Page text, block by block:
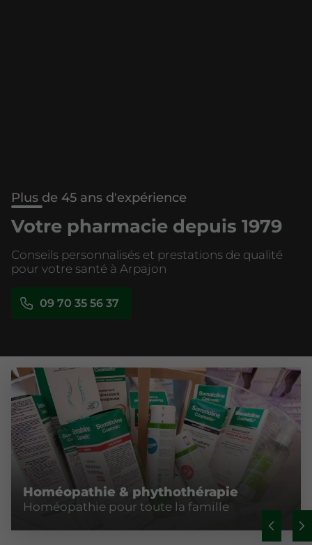
Plus de 45 ans d'expérience
Votre pharmacie depuis 1979
Conseils personnalisés et prestations de qualité
pour votre santé à Arpajon
09 70 35 56 37
Homéopathie & phythothérapie
Homéopathie pour toute la famille